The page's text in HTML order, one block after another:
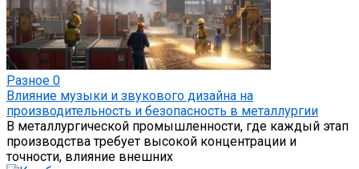
Разное 0
Влияние музыки и звукового дизайна на
производительность и безопасность в металлургии
В металлургической промышленности, где каждый этап
производства требует высокой концентрации и
точности, влияние внешних